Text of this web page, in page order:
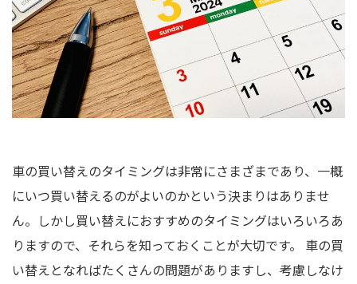
車の買い替えのタイミングは非常にさまざまであり、一概
にいつ買い替えるのがよいのかという決まりはありませ
ん。しかし買い替えにおすすめのタイミングはいろいろあ
りますので、それらを知っておくことが大切です。 車の買
い替えとなればたくさんの問題がありますし、考慮しなけ